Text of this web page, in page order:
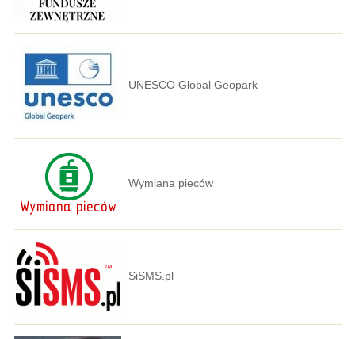
UNESCO Global Geopark
Wymiana pieców
SiSMS.pl